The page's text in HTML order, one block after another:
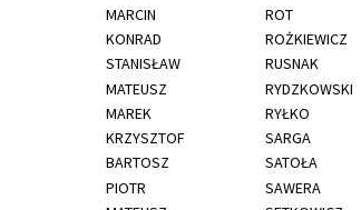
MARCIN
ROT
KONRAD
ROŻKIEWICZ
STANISŁAW
RUSNAK
MATEUSZ
RYDZKOWSKI
MAREK
RYŁKO
KRZYSZTOF
SARGA
BARTOSZ
SATOŁA
PIOTR
SAWERA